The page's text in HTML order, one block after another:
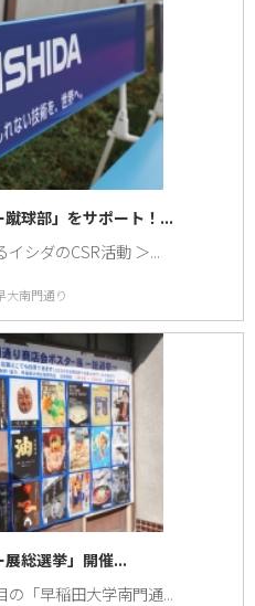
球部」をサポート！...
シダのCSR活動 ＞...
南門通り
展総選挙」開催...
「早稲田大学南門通...